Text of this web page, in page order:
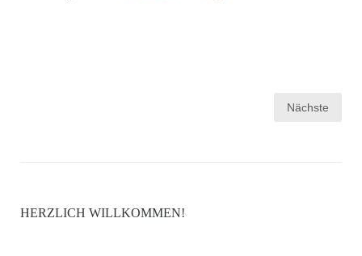
Nächste
HERZLICH WILLKOMMEN!